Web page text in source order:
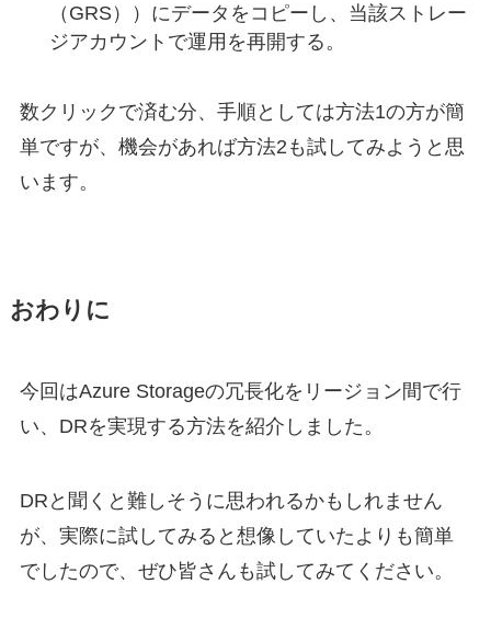
（GRS））にデータをコピーし、当該ストレー
ジアカウントで運用を再開する。
数クリックで済む分、手順としては方法1の方が簡
単ですが、機会があれば方法2も試してみようと思
います。
おわりに
今回はAzure Storageの冗長化をリージョン間で行
い、DRを実現する方法を紹介しました。
DRと聞くと難しそうに思われるかもしれません
が、実際に試してみると想像していたよりも簡単
でしたので、ぜひ皆さんも試してみてください。